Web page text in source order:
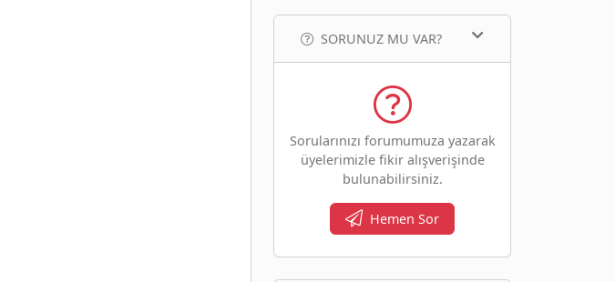
SORUNUZ MU VAR?
Sorularınızı forumumuza yazarak
üyelerimizle fikir alışverişinde
bulunabilirsiniz.
Hemen Sor